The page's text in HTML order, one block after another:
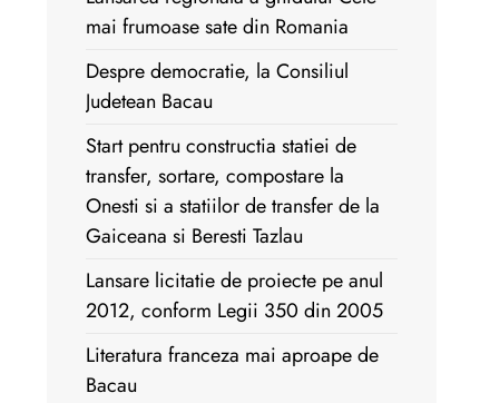
mai frumoase sate din Romania
Despre democratie, la Consiliul
Judetean Bacau
Start pentru constructia statiei de
transfer, sortare, compostare la
Onesti si a statiilor de transfer de la
Gaiceana si Beresti Tazlau
Lansare licitatie de proiecte pe anul
2012, conform Legii 350 din 2005
Literatura franceza mai aproape de
Bacau